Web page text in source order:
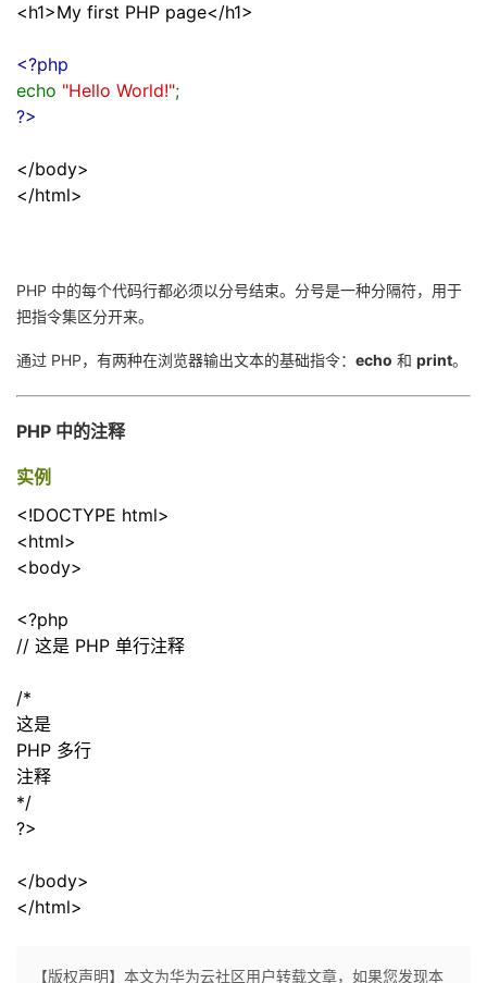
注
开
发
者
学
我
课
的
我
验
收
的
Programs
我
的
支
持
的
支
我
声
议
<h1>My first PHP page</h1>
<?php
echo "Hello World!";
?>
</body>
</html>
PHP 中的每个代码行都必须以分号结束。分号是一种分隔符，用于
把指令集区分开来。
通过 PHP，有两种在浏览器输出文本的基础指令： echo 和 print。
PHP 中的注释
实例
<!DOCTYPE html>
<html>
<body>
<?php
// 这是 PHP 单行注释
/*
这是
PHP 多行
注释
*/
?>
</body>
</html>
【版权声明】本文为华为云社区用户转载文章，如果您发现本